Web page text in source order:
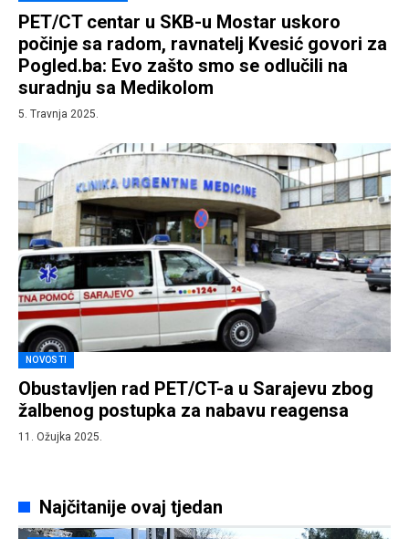
PET/CT centar u SKB-u Mostar uskoro
počinje sa radom, ravnatelj Kvesić govori za
Pogled.ba: Evo zašto smo se odlučili na
suradnju sa Medikolom
5. Travnja 2025.
NOVOSTI
Obustavljen rad PET/CT-a u Sarajevu zbog
žalbenog postupka za nabavu reagensa
11. Ožujka 2025.
Najčitanije ovaj tjedan